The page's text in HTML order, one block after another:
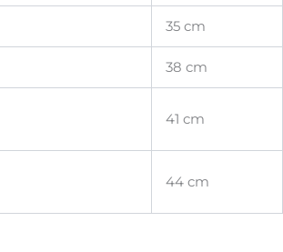
35 cm
38 cm
41 cm
44 cm